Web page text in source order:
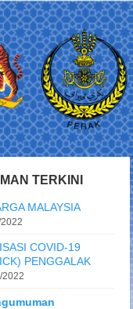
TERKINI
MALAYSIA
COVID-19
PENGGALAK
2022